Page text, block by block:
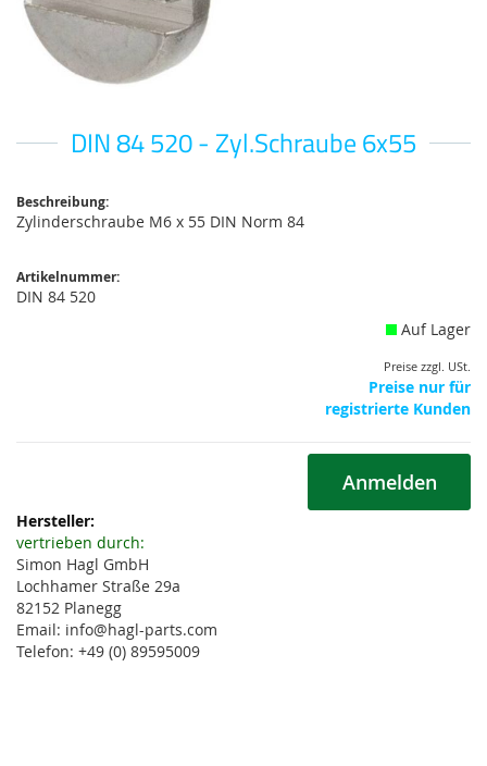
DIN 84 520 - Zyl.Schraube 6x55
Bildgalerie
springen
Beschreibung:
Zylinderschraube M6 x 55 DIN Norm 84
Artikelnummer:
DIN 84 520
Auf Lager
Preise zzgl. USt.
Preise nur für
registrierte Kunden
Anmelden
Weitere
Informationen
vertrieben durch:
Simon Hagl GmbH
Lochhamer Straße 29a
82152 Planegg
Email: info@hagl-parts.com
Telefon: +49 (0) 89595009